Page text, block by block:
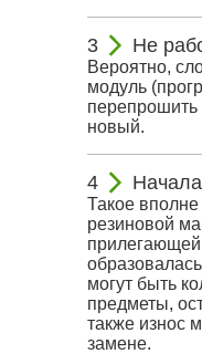
Не
Вероятно,
модуль
перепрошить
новый.
Такое
резиновой
прилегающей
могут быть
предметы,
также износ
замене.